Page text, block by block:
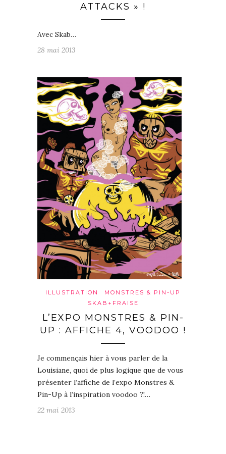
ATTACKS » !
Avec Skab…
28 mai 2013
ILLUSTRATION
MONSTRES & PIN-UP
SKAB+FRAISE
L’EXPO MONSTRES & PIN-
UP : AFFICHE 4, VOODOO !
Je commençais hier à vous parler de la
Louisiane, quoi de plus logique que de vous
présenter l’affiche de l’expo Monstres &
Pin-Up à l’inspiration voodoo ?!…
22 mai 2013